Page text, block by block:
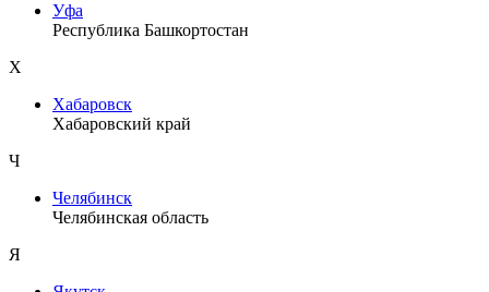
Уфа
Республика Башкортостан
Х
Хабаровск
Хабаровский край
Ч
Челябинск
Челябинская область
Я